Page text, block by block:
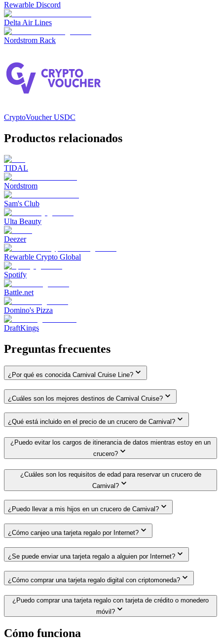
Rewarble Discord
Delta Air Lines
Nordstrom Rack
CryptoVoucher USDC
Productos relacionados
TIDAL
Nordstrom
Sam's Club
Ulta Beauty
Deezer
Rewarble Crypto Global
Spotify
Battle.net
Domino's Pizza
DraftKings
Preguntas frecuentes
¿Por qué es conocida Carnival Cruise Line?
¿Cuáles son los mejores destinos de Carnival Cruise?
¿Qué está incluido en el precio de un crucero de Carnival?
¿Puedo evitar los cargos de itinerancia de datos mientras estoy en un
crucero?
¿Cuáles son los requisitos de edad para reservar un crucero de
Carnival?
¿Puedo llevar a mis hijos en un crucero de Carnival?
¿Cómo canjeo una tarjeta regalo por Internet?
¿Se puede enviar una tarjeta regalo a alguien por Internet?
¿Cómo comprar una tarjeta regalo digital con criptomoneda?
¿Puedo comprar una tarjeta regalo con tarjeta de crédito o monedero
móvil?
Cómo funciona